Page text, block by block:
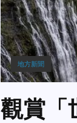
地方新聞
觀賞「